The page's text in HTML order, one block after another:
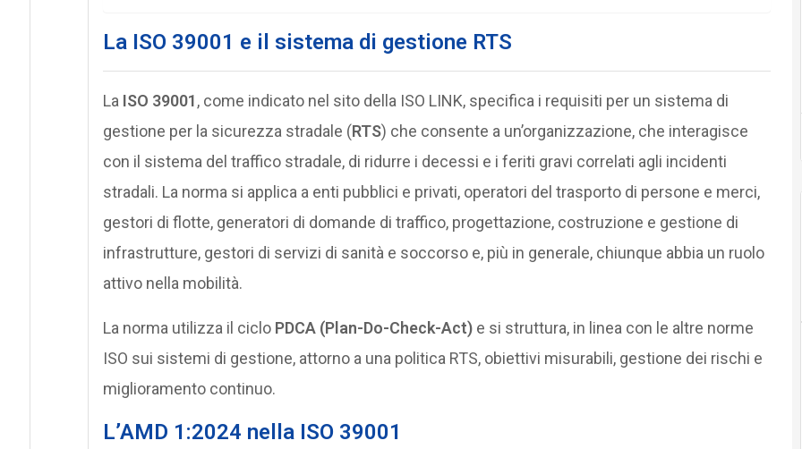
La ISO 39001 e il sistema di gestione RTS
La ISO 39001, come indicato nel sito della ISO LINK, specifica i requisiti per un sistema di
gestione per la sicurezza stradale (RTS) che consente a un’organizzazione, che interagisce
con il sistema del traffico stradale, di ridurre i decessi e i feriti gravi correlati agli incidenti
stradali. La norma si applica a enti pubblici e privati, operatori del trasporto di persone e merci,
gestori di flotte, generatori di domande di traffico, progettazione, costruzione e gestione di
infrastrutture, gestori di servizi di sanità e soccorso e, più in generale, chiunque abbia un ruolo
attivo nella mobilità.
La norma utilizza il ciclo PDCA (Plan-Do-Check-Act)e si struttura, in linea con le altre norme
ISO sui sistemi di gestione, attorno a una politica RTS, obiettivi misurabili, gestione dei rischi e
miglioramento continuo.
L’AMD 1:2024 nella ISO 39001